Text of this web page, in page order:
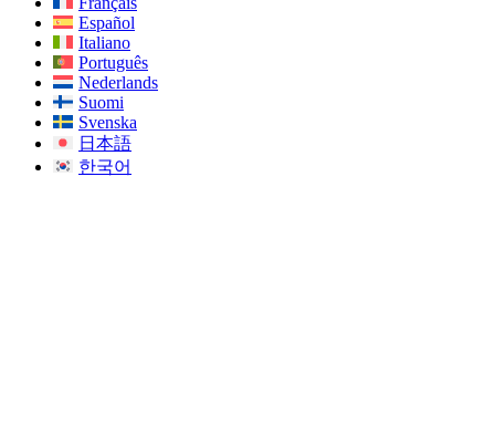
Español
Italiano
Português
Nederlands
Suomi
Svenska
日本語
한국어